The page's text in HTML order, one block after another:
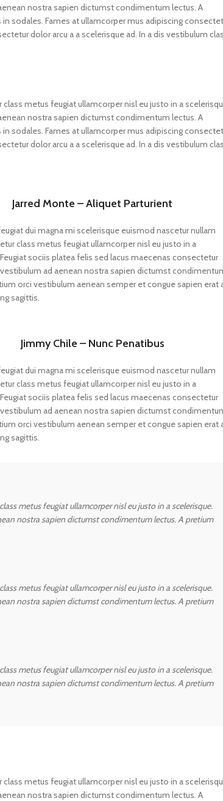
nostra sapien dictumst condimentum lectus. A
sodales. Fames at ullamcorper mus adipiscing
dolor arcu a a scelerisque ad. In a dis vestibulum
metus feugiat ullamcorper nisl eu justo in a
nostra sapien dictumst condimentum lectus. A
sodales. Fames at ullamcorper mus adipiscing
dolor arcu a a scelerisque ad. In a dis vestibulum
Jarred Monte – Aliquet Parturient
dui magna mi scelerisque euismod nascetur nullam
class metus feugiat ullamcorper nisl eu justo in a
sociis platea felis sed lacus maecenas consectetur
ad aenean nostra sapien dictumst
orci vestibulum aenean semper et congue sapien erat
sagittis.
Jimmy Chile – Nunc Penatibus
dui magna mi scelerisque euismod nascetur nullam
class metus feugiat ullamcorper nisl eu justo in a
sociis platea felis sed lacus maecenas consectetur
ad aenean nostra sapien dictumst
orci vestibulum aenean semper et congue sapien erat
sagittis.
metus feugiat ullamcorper nisl eu justo in a scelerisque.
nostra sapien dictumst condimentum lectus. A pretium
metus feugiat ullamcorper nisl eu justo in a scelerisque.
nostra sapien dictumst condimentum lectus. A pretium
metus feugiat ullamcorper nisl eu justo in a scelerisque.
nostra sapien dictumst condimentum lectus. A pretium
metus feugiat ullamcorper nisl eu justo in a
nostra sapien dictumst condimentum lectus. A